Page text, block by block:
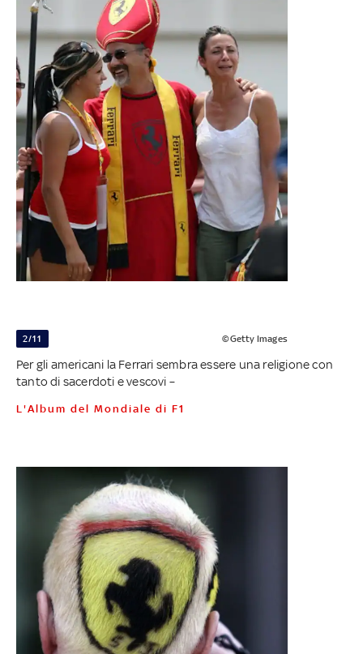
2/11 ©Getty Images
Per gli americani la Ferrari sembra essere una religione con
tanto di sacerdoti e vescovi –
L'Album del Mondiale di F1